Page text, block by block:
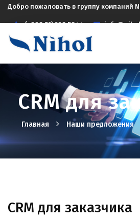
Добро пожаловать в группу компаний
(+998 71) 208 5844
CRM для
Главная Наши предложения
CRM для заказчика